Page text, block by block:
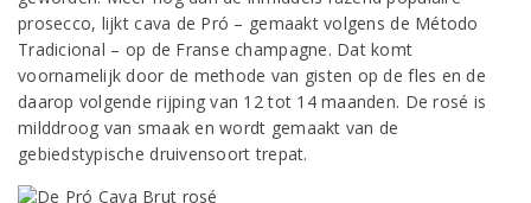
prosecco, lijkt cava de Pró – gemaakt volgens de Método
Tradicional – op de Franse champagne. Dat komt
voornamelijk door de methode van gisten op de fles en de
daarop volgende rijping van 12 tot 14 maanden. De rosé is
milddroog van smaak en wordt gemaakt van de
gebiedstypische druivensoort trepat.